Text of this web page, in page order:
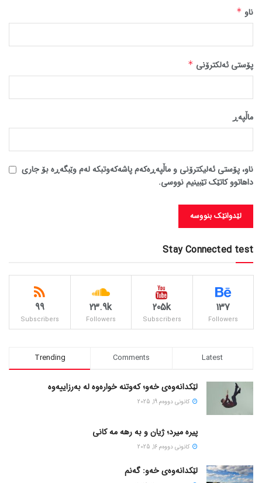
ناو *
پۆستی ئەلکترۆنی *
ماڵپه‌ڕ
ناو، پۆستی ئەلیکترۆنی و ماڵپەڕەکەم پاشەکەوتبکە لەم وێبگەڕە بۆ جاری
داهاتوو کاتێک تێبینیم نووسی.
Stay Connected test
137
Followers
205k
Subscribers
23.9k
Followers
99
Subscribers
Trending Comments Latest
لێکدانەوەی خەو؛ کەوتنە خوارەوە لە بەرزاییەوە
كانونی دووه‌م 19, 2025
پیره میرد؛ ژیان و به رهه مه کانی
كانونی دووه‌م 16, 2025
لێکدانەوەی خەو: گەنم